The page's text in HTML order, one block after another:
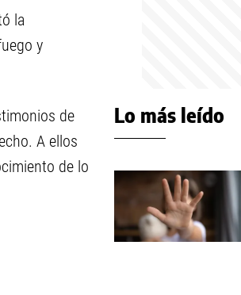
la
y
de
A ellos
de lo
Lo más leído